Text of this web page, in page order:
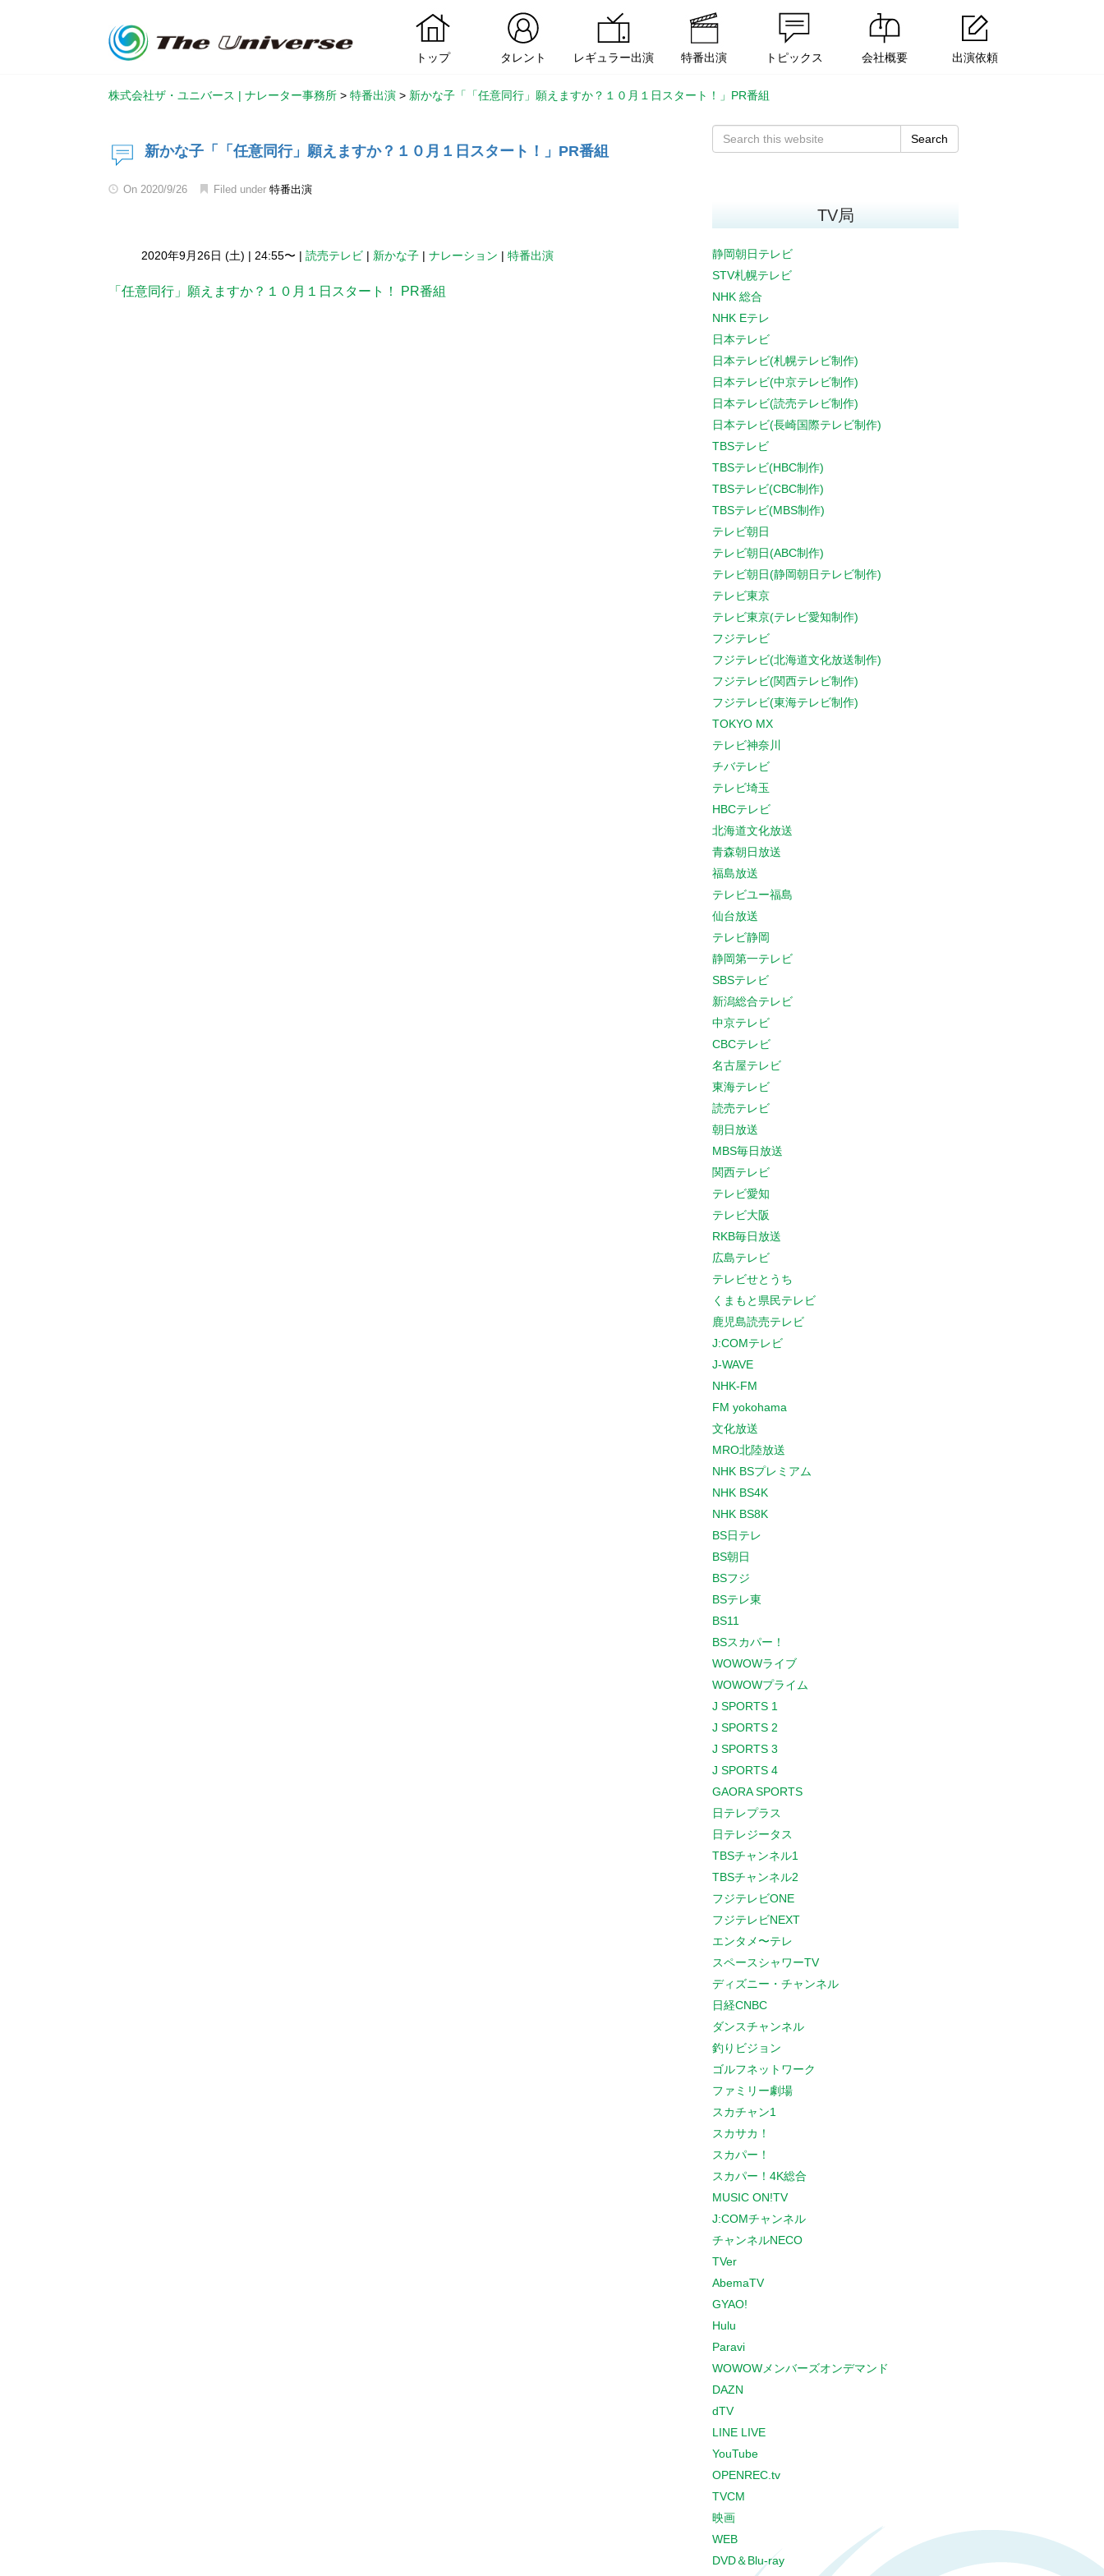
トップ タレント レギュラー出演 特番出演 トピックス 会社概要 出演依頼
株式会社ザ・ユニバース | ナレーター事務所 > 特番出演 > 新かな子「「任意同行」願えますか？１０月１日スタート！」PR番組
新かな子「「任意同行」願えますか？１０月１日スタート！」PR番組
On 2020/9/26 Filed under 特番出演
2020年9月26日 (土) | 24:55〜 | 読売テレビ | 新かな子 | ナレーション | 特番出演
「任意同行」願えますか？１０月１日スタート！ PR番組
Search
TV局
静岡朝日テレビ
STV札幌テレビ
NHK 総合
NHK Eテレ
日本テレビ
日本テレビ(札幌テレビ制作)
日本テレビ(中京テレビ制作)
日本テレビ(読売テレビ制作)
日本テレビ(長崎国際テレビ制作)
TBSテレビ
TBSテレビ(HBC制作)
TBSテレビ(CBC制作)
TBSテレビ(MBS制作)
テレビ朝日
テレビ朝日(ABC制作)
テレビ朝日(静岡朝日テレビ制作)
テレビ東京
テレビ東京(テレビ愛知制作)
フジテレビ
フジテレビ(北海道文化放送制作)
フジテレビ(関西テレビ制作)
フジテレビ(東海テレビ制作)
TOKYO MX
テレビ神奈川
チバテレビ
テレビ埼玉
HBCテレビ
北海道文化放送
青森朝日放送
福島放送
テレビユー福島
仙台放送
テレビ静岡
静岡第一テレビ
SBSテレビ
新潟総合テレビ
中京テレビ
CBCテレビ
名古屋テレビ
東海テレビ
読売テレビ
朝日放送
MBS毎日放送
関西テレビ
テレビ愛知
テレビ大阪
RKB毎日放送
広島テレビ
テレビせとうち
くまもと県民テレビ
鹿児島読売テレビ
J:COMテレビ
J-WAVE
NHK-FM
FM yokohama
文化放送
MRO北陸放送
NHK BSプレミアム
NHK BS4K
NHK BS8K
BS日テレ
BS朝日
BSフジ
BSテレ東
BS11
BSスカパー！
WOWOWライブ
WOWOWプライム
J SPORTS 1
J SPORTS 2
J SPORTS 3
J SPORTS 4
GAORA SPORTS
日テレプラス
日テレジータス
TBSチャンネル1
TBSチャンネル2
フジテレビONE
フジテレビNEXT
エンタメ〜テレ
スペースシャワーTV
ディズニー・チャンネル
日経CNBC
ダンスチャンネル
釣りビジョン
ゴルフネットワーク
ファミリー劇場
スカチャン1
スカサカ！
スカパー！
スカパー！4K総合
MUSIC ON!TV
J:COMチャンネル
チャンネルNECO
TVer
AbemaTV
GYAO!
Hulu
Paravi
WOWOWメンバーズオンデマンド
DAZN
dTV
LINE LIVE
YouTube
OPENREC.tv
TVCM
映画
WEB
DVD＆Blu-ray